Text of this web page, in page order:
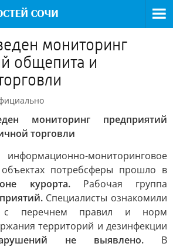
мониторинг
общепита и
мониторинг предприятий
торговли
мониторинговое
потребсферы прошло в
курорта.Рабочая группа
Специалисты ознакомили
с перечнем правил и норм
территорий и дезинфекции
не выявлено. В